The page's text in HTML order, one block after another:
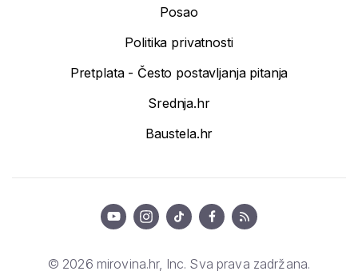
Posao
Politika privatnosti
Pretplata - Često postavljanja pitanja
Srednja.hr
Baustela.hr
© 2026 mirovina.hr, Inc. Sva prava zadržana.